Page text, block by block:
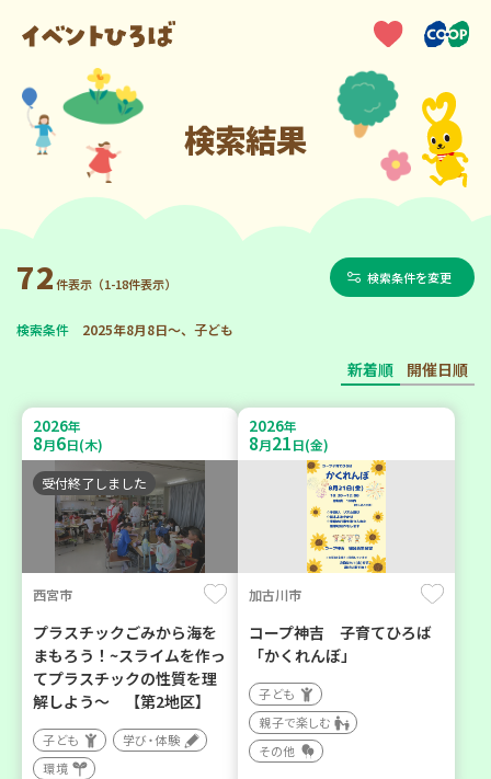
検索結果
72件表示（1-18件表示） 検索条件を変更
検索条件 2025年8月8日～、子ども
新着順 開催日順
2026年
8月6日(木)
受付終了しました
西宮市
プラスチックごみから海を
まもろう！~スライムを作っ
てプラスチックの性質を理
解しよう～ 【第2地区】
子ども
学び・体験
環境
2026年
8月21日(金)
加古川市
コープ神吉 子育てひろば
「かくれんぼ」
子ども
親子で楽しむ
その他